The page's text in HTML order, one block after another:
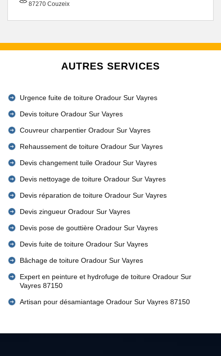
87270 Couzeix
AUTRES SERVICES
Urgence fuite de toiture Oradour Sur Vayres
Devis toiture Oradour Sur Vayres
Couvreur charpentier Oradour Sur Vayres
Rehaussement de toiture Oradour Sur Vayres
Devis changement tuile Oradour Sur Vayres
Devis nettoyage de toiture Oradour Sur Vayres
Devis réparation de toiture Oradour Sur Vayres
Devis zingueur Oradour Sur Vayres
Devis pose de gouttière Oradour Sur Vayres
Devis fuite de toiture Oradour Sur Vayres
Bâchage de toiture Oradour Sur Vayres
Expert en peinture et hydrofuge de toiture Oradour Sur
Vayres 87150
Artisan pour désamiantage Oradour Sur Vayres 87150